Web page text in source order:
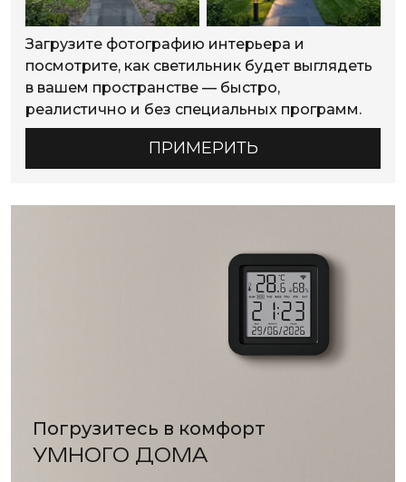
Загрузите фотографию интерьера и
посмотрите, как светильник будет выглядеть
в вашем пространстве — быстро,
реалистично и без специальных программ.
ПРИМЕРИТЬ
Погрузитесь в комфорт
УМНОГО ДОМА